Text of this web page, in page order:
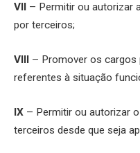
VII
– Permitir ou autorizar
por terceiros;
VIII – Promover os cargos
referentes à situação
IX – Permitir ou autorizar
terceiros desde que seja